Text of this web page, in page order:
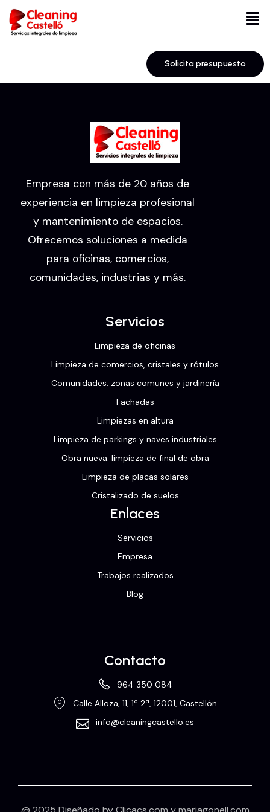
Solicita presupuesto
Empresa con más de 20 años de
experiencia en limpieza profesional
y mantenimiento de espacios.
Ofrecemos soluciones a medida
para oficinas, comercios,
comunidades, industrias y más.
Servicios
Limpieza de oficinas
Limpieza de comercios, cristales y rótulos
Comunidades: zonas comunes y jardinería
Fachadas
Limpiezas en altura
Limpieza de parkings y naves industriales
Obra nueva: limpieza de final de obra
Limpieza de placas solares
Cristalizado de suelos
Enlaces
Servicios
Empresa
Trabajos realizados
Blog
Contacto
964 350 084
Calle Alloza, 11, 1º 2ª, 12001, Castellón
info@cleaningcastello.es